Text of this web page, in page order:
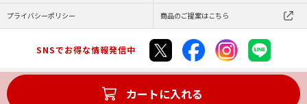
カートに入れる
プライバシーポリシー 商品のご提案はこちら
SNSでお得な情報発信中